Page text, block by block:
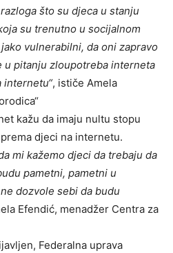
što su djeca u stanju
su trenutno u socijalnom
vulnerabilni, da oni zapravo
u pitanju zloupotreba interneta
internetu“, ističe Amela
kažu da imaju nultu stopu
djeci na internetu.
mi kažemo djeci da trebaju da
pametni, pametni u
dozvole sebi da budu
Efendić, menadžer Centra za
Federalna uprava